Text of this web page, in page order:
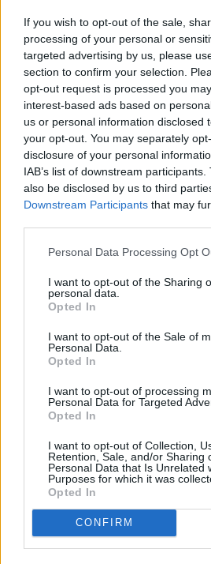
If you wish to opt-out of the sale,
processing of your personal or
targeted advertising by us, please
section to confirm your selection.
opt-out request is processed you
interest-based ads based on
us or personal information disclosed
your opt-out. You may separately
disclosure of your personal
IAB’s list of downstream
also be disclosed by us to third
Downstream Participants that may
Personal Data Processing Opt
I want to opt-out of the Sharing
personal data.
Opted In
I want to opt-out of the Sale of
Personal Data.
Opted In
I want to opt-out of processing
Personal Data for Targeted
Opted In
I want to opt-out of Collection,
Retention, Sale, and/or Sharing
Personal Data that Is Unrelated
Purposes for which it was
Opted In
CONFIRM
director territorial de Andalucía
Prados, sin que la misma sirviese
previsto.
A pesar de que las autoridades
intentaron que la oficina se
emplazamiento, la realidad es que
enorme en este barrio, igual que
hace unos años. Los vecinos, a
disconformidad tampoco pudieron